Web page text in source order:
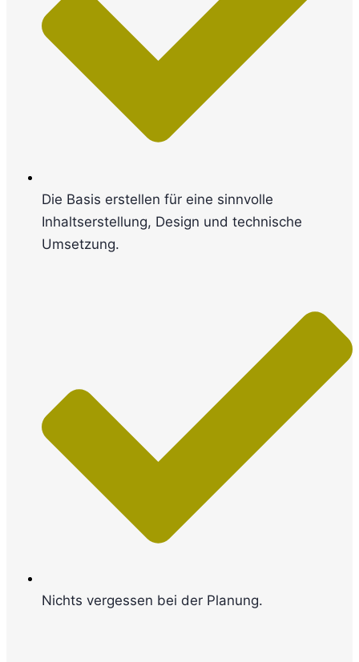
Die Basis erstellen für eine sinnvolle
Inhaltserstellung, Design und technische
Umsetzung.
Nichts vergessen bei der Planung.